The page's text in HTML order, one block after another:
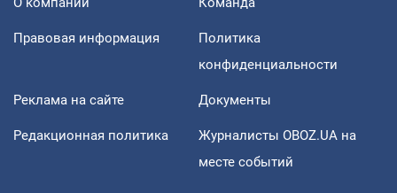
Правовая информация
Политика
конфиденциальности
Реклама на сайте Документы
Редакционная политика
Журналисты OBOZ.UA на
месте событий